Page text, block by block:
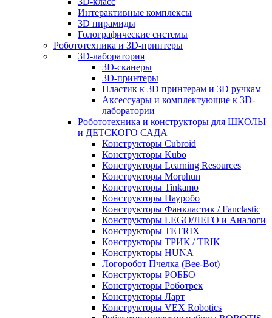
Интерактивные комплексы
3D пирамиды
Голографические системы
Робототехника и 3D-принтеры
3D-лаборатория
3D-сканеры
3D-принтеры
Пластик к 3D принтерам и 3D ручкам
Аксессуары и комплектующие к 3D-
лаборатории
Робототехника и конструкторы для ШКОЛЫ
и ДЕТСКОГО САДА
Конструкторы Cubroid
Конструкторы Kubo
Конструкторы Learning Resources
Конструкторы Morphun
Конструкторы Tinkamo
Конструкторы Науробо
Конструкторы Фанкластик / Fanclastic
Конструкторы LEGO/ЛЕГО и Аналоги
Конструкторы TETRIX
Конструкторы ТРИК / TRIK
Конструкторы HUNA
Логоробот Пчелка (Bee-Bot)
Конструкторы РОББО
Конструкторы Роботрек
Конструкторы Ларт
Конструкторы VEX Robotics